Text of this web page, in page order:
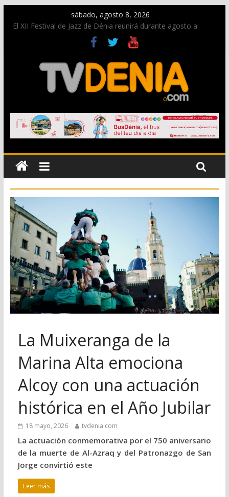
sábado, agosto 8, 2026
El XII Festival de Jazz de Dénia reunirá durante agosto a
figuras nacionales e internacionales en los Jardins de
Una nueva oportunidad para donar sangre en Cruz Roja
El bando moro protagonista en la Segunda Entraeta Festera
Paco Adsuar dona al Arxiu de Dénia más de 50.000 imágenes
La Entraeta Festera llena de ambiente la calle Marqués de
Campo con la recepción a la Capitanía Cristiana
La Muixeranga de la
Marina Alta emociona
Alcoy con una actuación
histórica en el Año Jubilar
18 mayo, 2026 tvdenia.com
La actuación conmemorativa por el 750 aniversario
de la muerte de Al-Azraq y del Patronazgo de San
Jorge convirtió este
Leer más